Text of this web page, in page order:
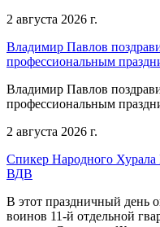
2 августа 2026 г.
Владимир Павлов
профессиональным
Владимир Павлов
профессиональным
2 августа 2026 г.
Спикер Народного Хурала
ВДВ
В этот праздничный день
воинов 11-й отдельной